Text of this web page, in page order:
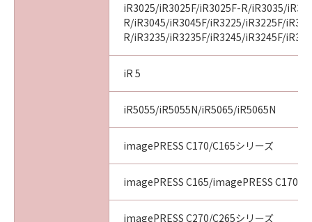
iR3025/iR3025F/iR3025F-R/iR3035/
R/iR3045/iR3045F/iR3225/iR3225F/
R/iR3235/iR3235F/iR3245/iR3245F/
iR 5
iR5055/iR5055N/iR5065/iR5065N
imagePRESS C170/C165シリーズ
imagePRESS C165/imagePRESS C170
imagePRESS C270/C265シリーズ